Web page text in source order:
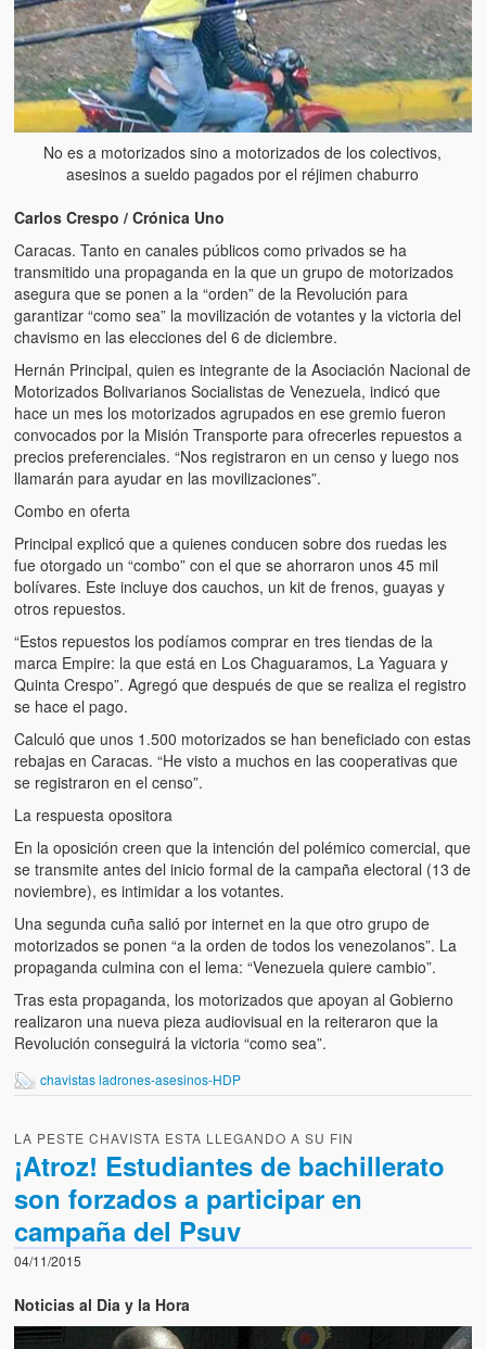
No es a motorizados sino a motorizados de los colectivos,
asesinos a sueldo pagados por el réjimen chaburro
Carlos Crespo / Crónica Uno
Caracas. Tanto en canales públicos como privados se ha
transmitido una propaganda en la que un grupo de motorizados
asegura que se ponen a la “orden” de la Revolución para
garantizar “como sea” la movilización de votantes y la victoria del
chavismo en las elecciones del 6 de diciembre.
Hernán Principal, quien es integrante de la Asociación Nacional de
Motorizados Bolivarianos Socialistas de Venezuela, indicó que
hace un mes los motorizados agrupados en ese gremio fueron
convocados por la Misión Transporte para ofrecerles repuestos a
precios preferenciales. “Nos registraron en un censo y luego nos
llamarán para ayudar en las movilizaciones”.
Combo en oferta
Principal explicó que a quienes conducen sobre dos ruedas les
fue otorgado un “combo” con el que se ahorraron unos 45 mil
bolívares. Este incluye dos cauchos, un kit de frenos, guayas y
otros repuestos.
“Estos repuestos los podíamos comprar en tres tiendas de la
marca Empire: la que está en Los Chaguaramos, La Yaguara y
Quinta Crespo”. Agregó que después de que se realiza el registro
se hace el pago.
Calculó que unos 1.500 motorizados se han beneficiado con estas
rebajas en Caracas. “He visto a muchos en las cooperativas que
se registraron en el censo”.
La respuesta opositora
En la oposición creen que la intención del polémico comercial, que
se transmite antes del inicio formal de la campaña electoral (13 de
noviembre), es intimidar a los votantes.
Una segunda cuña salió por internet en la que otro grupo de
motorizados se ponen “a la orden de todos los venezolanos”. La
propaganda culmina con el lema: “Venezuela quiere cambio”.
Tras esta propaganda, los motorizados que apoyan al Gobierno
realizaron una nueva pieza audiovisual en la reiteraron que la
Revolución conseguirá la victoria “como sea”.
chavistas ladrones-asesinos-HDP
LA PESTE CHAVISTA ESTA LLEGANDO A SU FIN
¡Atroz! Estudiantes de bachillerato
son forzados a participar en
campaña del Psuv
04/11/2015
Noticias al Dia y la Hora